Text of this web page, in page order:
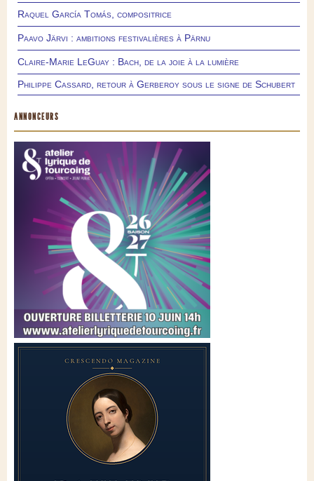
Raquel García Tomás, compositrice
Paavo Järvi : ambitions festivalières à Pärnu
Claire-Marie LeGuay : Bach, de la joie à la lumière
Philippe Cassard, retour à Gerberoy sous le signe de Schubert
ANNONCEURS